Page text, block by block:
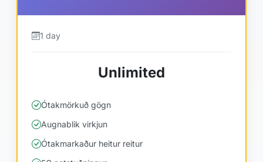
1 day
Unlimited
Ótakmörkuð gögn
Augnablik virkjun
Ótakmarkaður heitur reitur